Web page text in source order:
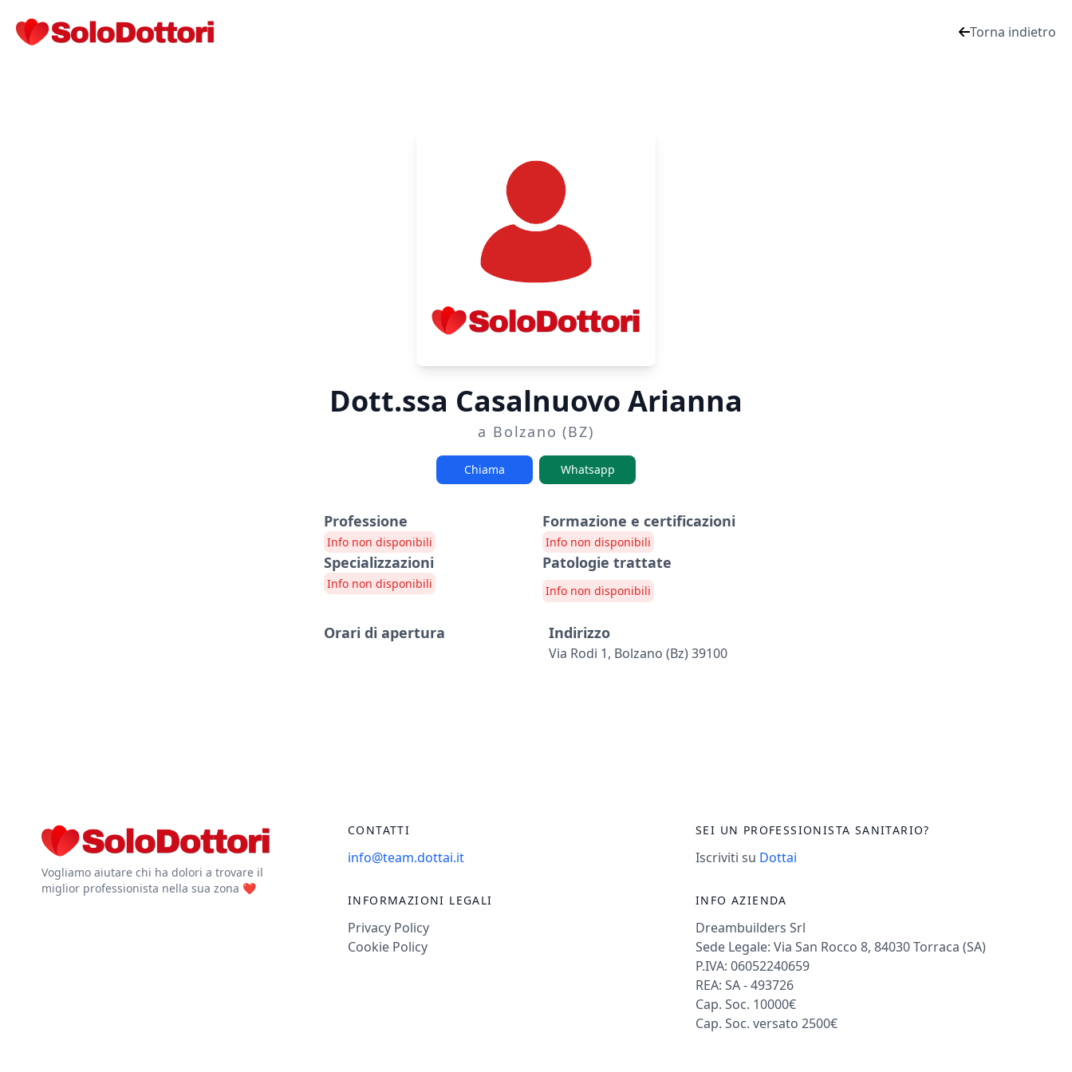
Torna indietro
Dott.ssa Casalnuovo Arianna
a Bolzano (BZ)
Chiama Whatsapp
Professione
Info non disponibili
Specializzazioni
Info non disponibili
Formazione e certificazioni
Info non disponibili
Patologie trattate
Info non disponibili
Orari di apertura Indirizzo
Via Rodi 1, Bolzano (bz) 39100
Vogliamo aiutare chi ha dolori a trovare il
miglior professionista nella sua zona ❤️
CONTATTI
info@team.dottai.it
INFORMAZIONI LEGALI
Privacy Policy
Cookie Policy
SEI UN PROFESSIONISTA SANITARIO?
Iscriviti su Dottai
INFO AZIENDA
Dreambuilders Srl
Sede Legale: Via San Rocco 8, 84030 Torraca (SA)
P.IVA: 06052240659
REA: SA - 493726
Cap. Soc. 10000€
Cap. Soc. versato 2500€